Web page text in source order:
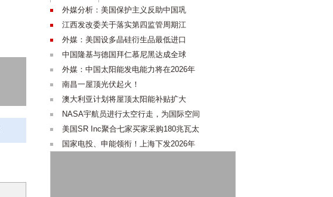
外媒分析：美国保护主义反助中国巩
江西发改委关于落实第四监管周期江
外媒：美国设多晶硅衍生品最低进口
中国隆基与德国拜仁慕尼黑达成全球
外媒：中国太阳能发电能力将在2026年
南昌一屋顶光伏起火！
澳大利亚计划将屋顶太阳能补贴扩大
NASA宇航员进行太空行走，为国际空间
美国SR Inc聚合七家买家采购180兆瓦太
国家电投、申能领衔！上海下发2026年